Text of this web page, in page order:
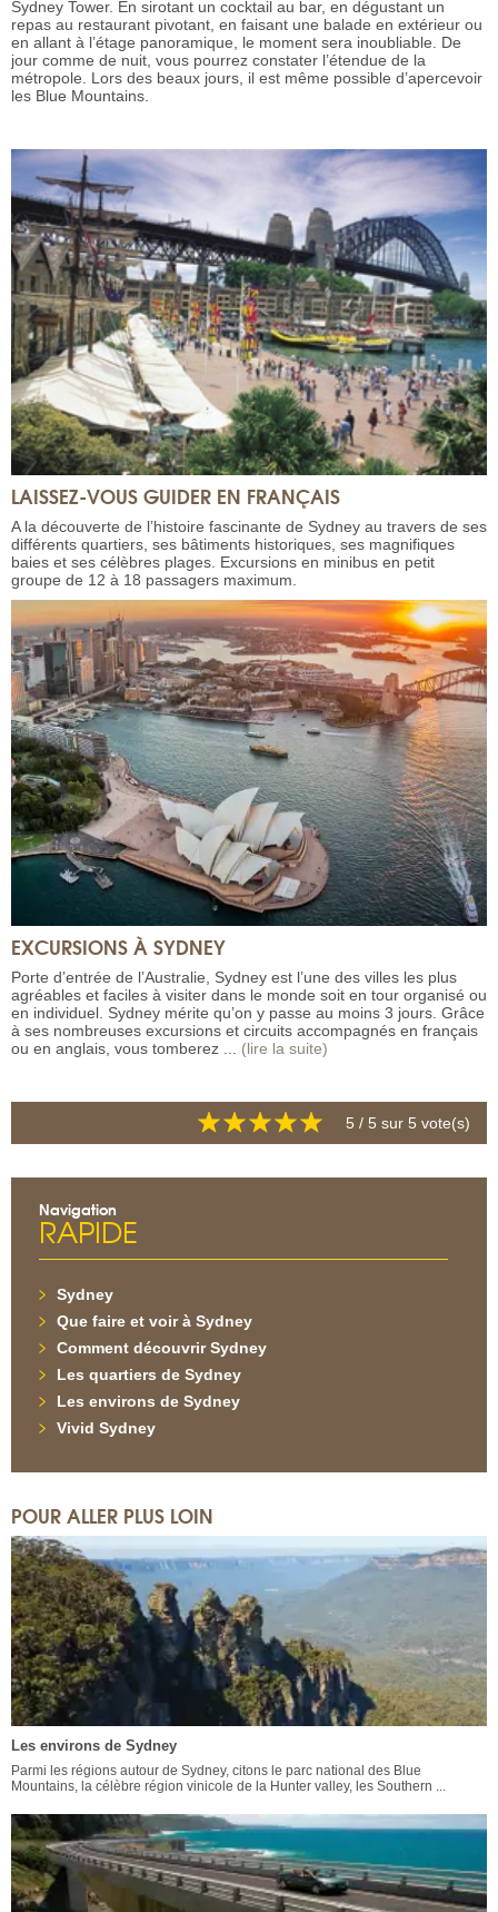
Sydney Tower. En sirotant un cocktail au bar, en dégustant un
repas au restaurant pivotant, en faisant une balade en extérieur ou
en allant à l’étage panoramique, le moment sera inoubliable. De
jour comme de nuit, vous pourrez constater l’étendue de la
métropole. Lors des beaux jours, il est même possible d’apercevoir
les Blue Mountains.
LAISSEZ-VOUS GUIDER EN FRANÇAIS
A la découverte de l’histoire fascinante de Sydney au travers de ses
différents quartiers, ses bâtiments historiques, ses magnifiques
baies et ses célèbres plages. Excursions en minibus en petit
groupe de 12 à 18 passagers maximum.
EXCURSIONS À SYDNEY
Porte d’entrée de l’Australie, Sydney est l’une des villes les plus
agréables et faciles à visiter dans le monde soit en tour organisé ou
en individuel. Sydney mérite qu’on y passe au moins 3 jours. Grâce
à ses nombreuses excursions et circuits accompagnés en français
ou en anglais, vous tomberez ... (lire la suite)
5 / 5 sur 5 vote(s)
Navigation
RAPIDE
Sydney
Que faire et voir à Sydney
Comment découvrir Sydney
Les quartiers de Sydney
Les environs de Sydney
Vivid Sydney
POUR ALLER PLUS LOIN
Les environs de Sydney
Parmi les régions autour de Sydney, citons le parc national des Blue
Mountains, la célèbre région vinicole de la Hunter valley, les Southern ...